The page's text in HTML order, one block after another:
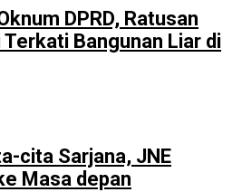
DPRD, Ratusan
Bangunan Liar di
cita Sarjana, JNE
Masa depan